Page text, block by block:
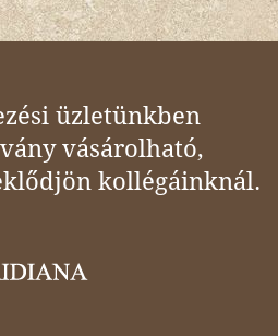
üzletünkben
vásárolható,
kollégáinknál.